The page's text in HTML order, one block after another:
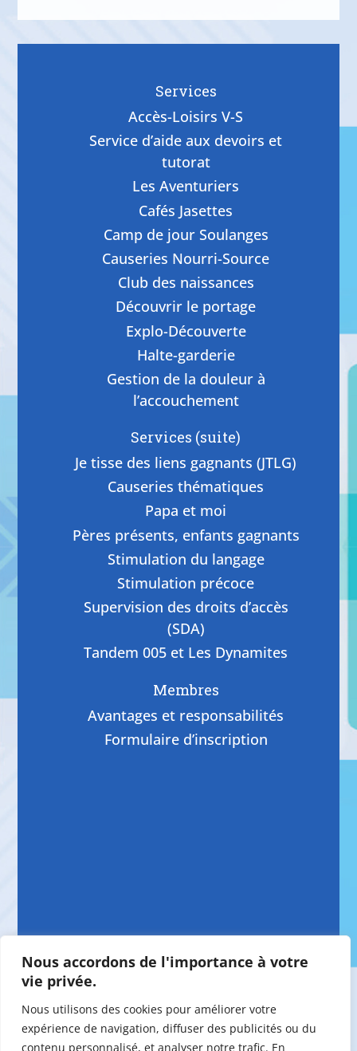
Nous accordons de l'importance à votre
vie privée.
Nous utilisons des cookies pour améliorer votre
expérience de navigation, diffuser des publicités ou du
contenu personnalisé, et analyser notre trafic. En
Services
Accès-Loisirs V-S
Service d’aide aux devoirs et
tutorat
Les Aventuriers
Cafés Jasettes
Camp de jour Soulanges
Causeries Nourri-Source
Club des naissances
Découvrir le portage
Explo-Découverte
Halte-garderie
Gestion de la douleur à
l’accouchement
Services (suite)
Je tisse des liens gagnants (JTLG)
Causeries thématiques
Papa et moi
Pères présents, enfants gagnants
Stimulation du langage
Stimulation précoce
Supervision des droits d’accès
(SDA)
Tandem 005 et Les Dynamites
Membres
Avantages et responsabilités
Formulaire d’inscription